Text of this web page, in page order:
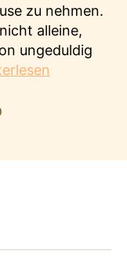
zu nehmen.
alleine,
ungeduldig